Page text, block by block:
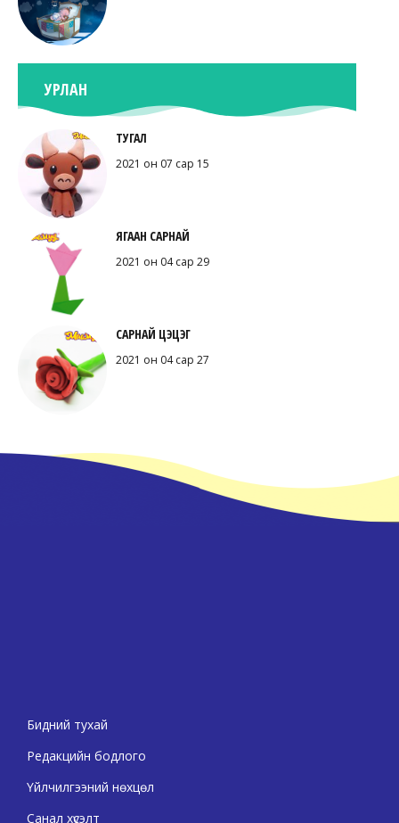
УРЛАН
ТУГАЛ
2021 он 07 сар 15
ЯГААН САРНАЙ
2021 он 04 сар 29
САРНАЙ ЦЭЦЭГ
2021 он 04 сар 27
Бидний тухай
Редакцийн бодлого
Үйлчилгээний нөхцөл
Санал хүсэлт